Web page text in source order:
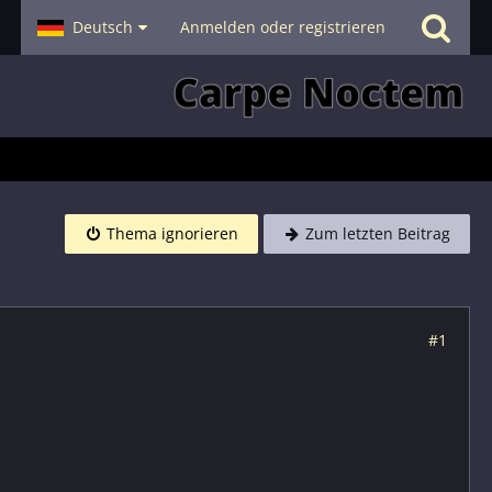
Hilfe
Deutsch Anmelden oder registrieren
Thema ignorieren Zum letzten Beitrag
#1